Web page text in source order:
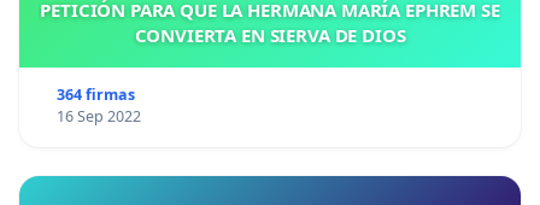
PETICIÓN PARA QUE LA HERMANA MARÍA EPHREM SE
CONVIERTA EN SIERVA DE DIOS
364 firmas
16 Sep 2022